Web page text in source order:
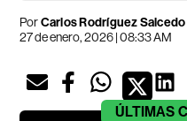
PorCarlos Rodríguez Salcedo
27 de enero, 2026 | 08:33 AM
ÚLTIMAS